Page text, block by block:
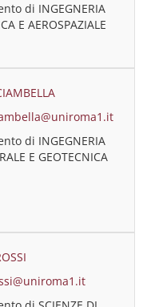
di INGEGNERIA
E AEROSPAZIALE
di INGEGNERIA
E GEOTECNICA